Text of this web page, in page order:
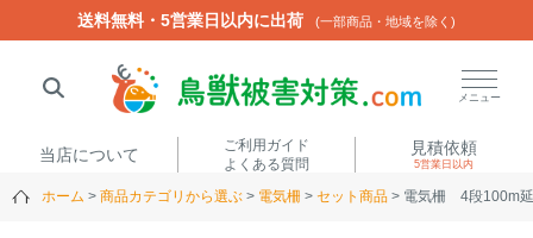
送料無料・5営業日以内に出荷 (一部商品・地域を除く)
メニュー
当店について
ご利用ガイド
よくある質問
見積依頼
5営業日以内
ホーム 商品カテゴリから選ぶ 電気柵 セット商品 電気柵 4段100m
送料無料・5営業日以内に出荷 (一部商品・地域を除く)
閉じる